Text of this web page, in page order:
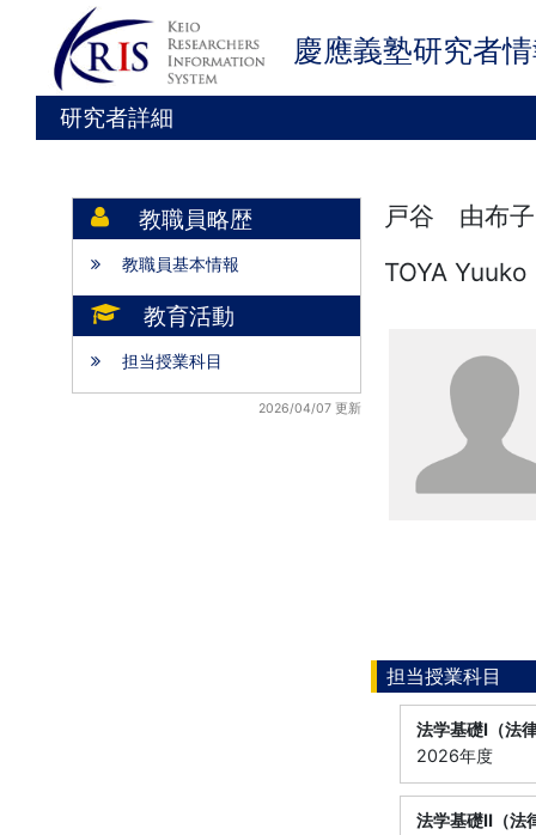
慶應義塾研究者
研究者詳細
教職員略歴
教職員基本情報
教育活動
担当授業科目
2026/04/07 更新
戸谷 由布
TOYA Yuuko
担当授業科目
法学基礎Ⅰ（法
2026年度
法学基礎Ⅱ（法